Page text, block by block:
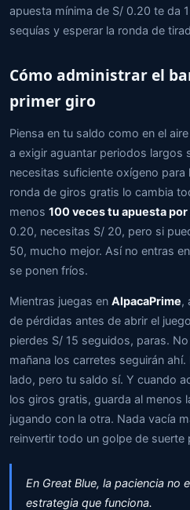
apuesta mínima de S/ 0.20 te da
sequías y esperar la ronda de
Cómo administrar el
primer giro
Piensa en tu saldo como en el
a exigir aguantar periodos largos
necesitas suficiente oxígeno para
ronda de giros gratis lo cambia
menos 100 veces tu apuesta
0.20, necesitas S/ 20, pero si
50, mucho mejor. Así no entras
se ponen fríos.
Mientras juegas en AlpacaPrime,
de pérdidas antes de abrir el
pierdes S/ 15 seguidos, paras.
mañana los carretes seguirán
lado, pero tu saldo sí. Y cuando
los giros gratis, guarda al menos
jugando con la otra. Nada vacía
reinvertir todo un golpe de suerte
En Great Blue, la paciencia no
estrategia que funciona.